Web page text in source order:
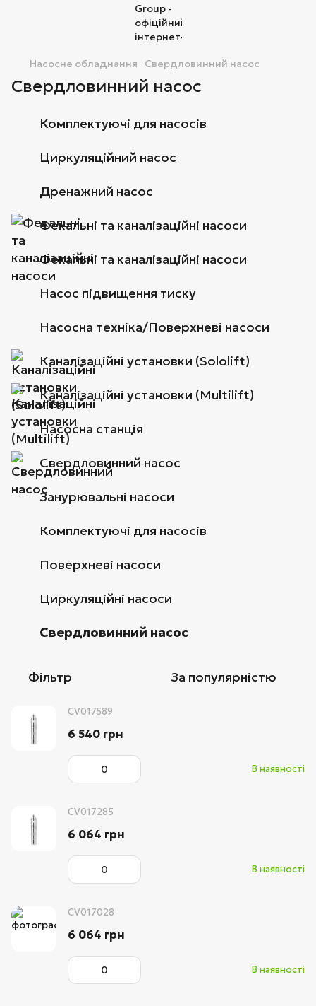
Насосне обладнання Свердловинний насос
Свердловинний насос
Комплектуючі для насосів
Циркуляційний насос
Дренажний насос
Фекальні та каналізаційні насоси
Фекальні та каналізаційні насоси
Насос підвищення тиску
Насосна техніка/Поверхневі насоси
Каналізаційні установки (Sololift)
Каналізаційні установки (Multilift)
Насосна станція
Свердловинний насос
Занурювальні насоси
Комплектуючі для насосів
Поверхневі насоси
Циркуляційні насоси
Свердловинний насос
Фільтр За популярністю
CV017589
В наявності
6 540 грн
CV017285
В наявності
6 064 грн
CV017028
В наявності
6 064 грн